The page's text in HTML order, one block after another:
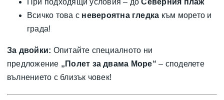
Всичко това с невероятна гледка към морето и
града!
За двойки: Опитайте специалното ни
предложение „Полет за двама Море“ – споделете
вълнението с близък човек!